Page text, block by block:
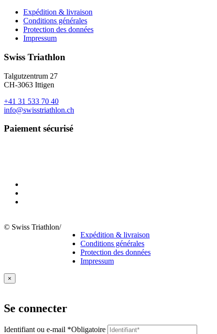
Expédition & livraison
Conditions générales
Protection des données
Impressum
Swiss Triathlon
Talgutzentrum 27
CH-3063 Ittigen
+41 31 533 70 40
info@swisstriathlon.ch
Paiement sécurisé
© Swiss Triathlon/
Expédition & livraison
Conditions générales
Protection des données
Impressum
×
Se connecter
Identifiant ou e-mail *Obligatoire